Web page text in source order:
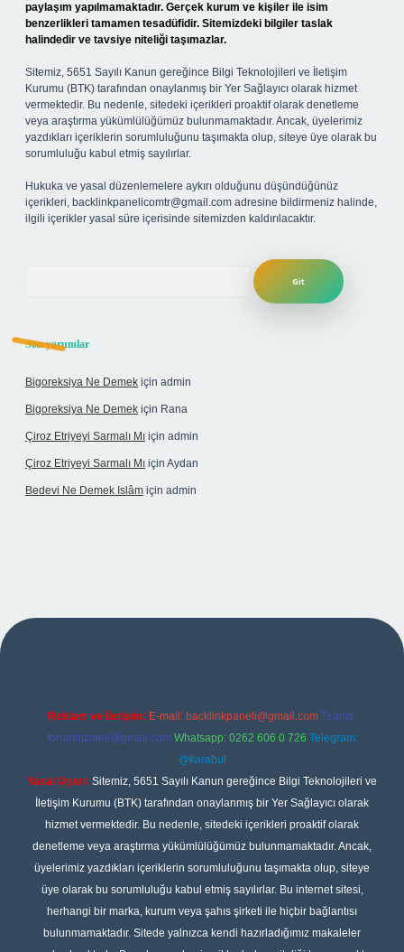
paylaşım yapılmamaktadır. Gerçek kurum ve kişiler ile isim
benzerlikleri tamamen tesadüfidir. Sitemizdeki bilgiler taslak
halindedir ve tavsiye niteliği taşımazlar.
Sitemiz, 5651 Sayılı Kanun gereğince Bilgi Teknolojileri ve İletişim
Kurumu (BTK) tarafından onaylanmış bir Yer Sağlayıcı olarak hizmet
vermektedir. Bu nedenle, sitedeki içerikleri proaktif olarak denetleme
veya araştırma yükümlülüğümüz bulunmamaktadır. Ancak, üyelerimiz
yazdıkları içeriklerin sorumluluğunu taşımakta olup, siteye üye olarak bu
sorumluluğu kabul etmiş sayılırlar.
Hukuka ve yasal düzenlemelere aykırı olduğunu düşündüğünüz
içerikleri, backlinkpanelicomtr@gmail.com adresine bildirmeniz halinde,
ilgili içerikler yasal süre içerisinde sitemizden kaldırılacaktır.
Son yorumlar
Bigoreksiya Ne Demek için admin
Bigoreksiya Ne Demek için Rana
Çiroz Etriyeyi Sarmalı Mı için admin
Çiroz Etriyeyi Sarmalı Mı için Aydan
Bedevi Ne Demek Islâm için admin
Reklam ve İletişim: E-mail: backlinkpaneli@gmail.com Teams:
forumhizmeti@gmail.com Whatsapp: 0262 606 0 726 Telegram:
@karabul
Yasal Uyarı: Sitemiz, 5651 Sayılı Kanun gereğince Bilgi Teknolojileri ve
İletişim Kurumu (BTK) tarafından onaylanmış bir Yer Sağlayıcı olarak
hizmet vermektedir. Bu nedenle, sitedeki içerikleri proaktif olarak
denetleme veya araştırma yükümlülüğümüz bulunmamaktadır. Ancak,
üyelerimiz yazdıkları içeriklerin sorumluluğunu taşımakta olup, siteye
üye olarak bu sorumluluğu kabul etmiş sayılırlar. Bu internet sitesi,
herhangi bir marka, kurum veya şahıs şirketi ile hiçbir bağlantısı
bulunmamaktadır. Sitede yalnızca kendi hazırladığımız makaleler